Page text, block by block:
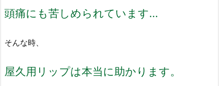
頭痛にも苦しめられています…
そんな時、
屋久用リップは本当に助かります。